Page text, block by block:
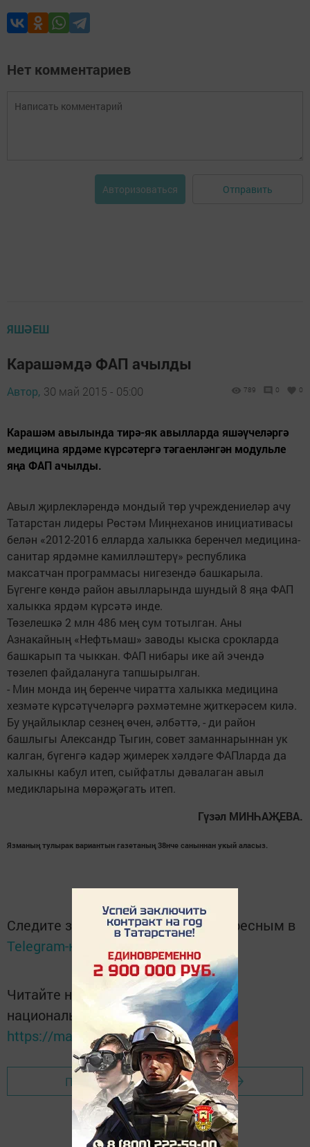
Нет комментариев
Авторизоваться Отправить
ЯШӘЕШ
Карашәмдә ФАП ачылды
Автор, 30 май 2015 - 05:00 789 0 0
Карашәм авылында тирә-як авылларда яшәүчеләргә
медицина ярдәме күрсәтергә тәгаенләнгән модульле
яңа ФАП ачылды.
Авыл җирлекләрендә мондый төр учреждениеләр ачу
Татарстан лидеры Рөстәм Миңнеханов инициативасы
белән «2012-2016 елларда халыкка беренчел медицина-
санитар ярдәмне камилләштерү» республика
максатчан программасы нигезендә башкарыла.
Бүгенге көндә район авылларында шундый 8 яңа ФАП
халыкка ярдәм күрсәтә инде.
Төзелешкә 2 млн 486 мең сум тотылган. Аны
Азнакайның «Нефтьмаш» заводы кыска срокларда
башкарып та чыккан. ФАП нибары ике ай эчендә
төзелеп файдалануга тапшырылган.
- Мин монда иң беренче чиратта халыкка медицина
хезмәте күрсәтүчеләргә рәхмәтемне җиткерәсем килә.
Бу уңайлыклар сезнең өчен, әлбәттә, - ди район
башлыгы Александр Тыгин, совет заманнарыннан ук
калган, бүгенгә кадәр җимерек хәлдәге ФАПларда да
халыкны кабул итеп, сыйфатлы дәвалаган авыл
медикларына мөрәҗәгать итеп.
Гүзәл МИНҺАҖЕВА.
Язманың тулырак вариантын газетаның 38нче саныннан укый аласыз.
Следите за самым важным и интересным в
Telegram-канале
Читайте новости Татарстана в
национальном мессенджере MАХ:
https://max.ru/tatmedia
Перейти на страницу новости